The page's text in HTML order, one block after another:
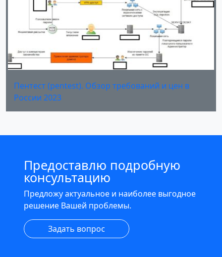
Пентест (pentest). Обзор требований и цен в
России 2023
Предоставлю подробную
консультацию
Предложу актуальное и наиболее выгодное
решение Вашей проблемы.
Задать вопрос